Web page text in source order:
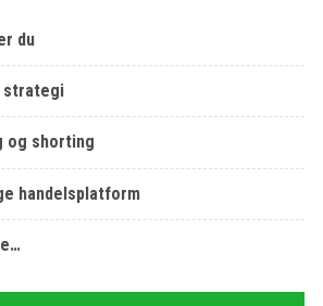
du
strategi
og shorting
handelsplatform